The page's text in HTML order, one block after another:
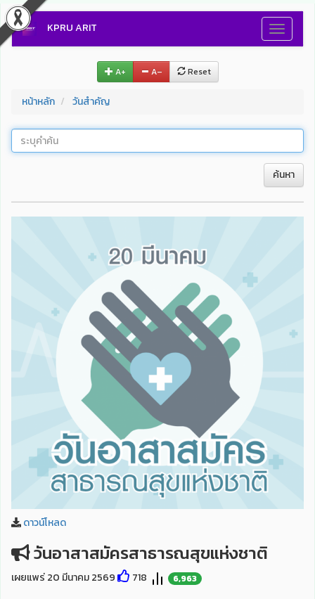
Toggle
KPRU ARIT
A+ A– Reset
หน้าหลัก วันสำคัญ
ค้นหา
ดาวน์โหลด
วันอาสาสมัครสาธารณสุขแห่งชาติ
เผยแพร่ 20 มีนาคม 2569 718 6,963